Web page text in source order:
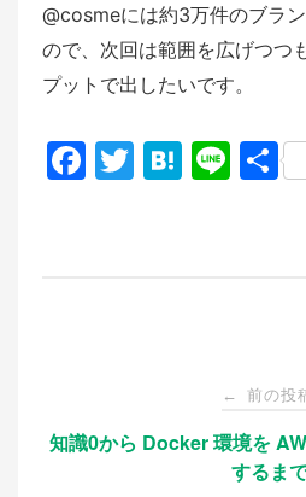
@cosmeには約3万件のブラ
ので、次回は範囲を広げつつ
プットで出したいです。
F
k
T
H
Li 共
稿
← 前の投
知識0から Docker 環境を
するま